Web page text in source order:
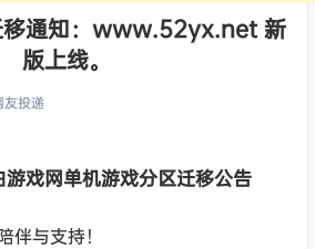
移通知：www.52yx.net 新
版上线。
友投递
游戏网单机游戏分区迁移公告
伴与支持！